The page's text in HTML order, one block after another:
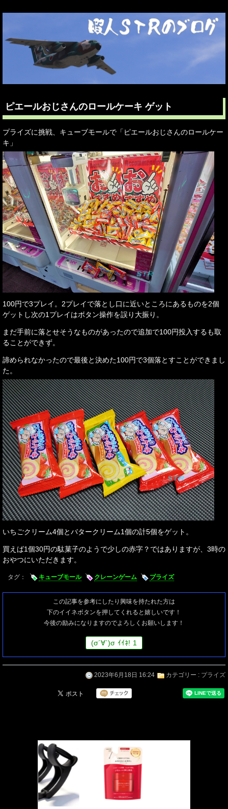
ピエールおじさんのロールケーキ ゲット
プライズに挑戦、キューブモールで「ピエールおじさんのロールケー
キ」
100円で3プレイ。2プレイで落とし口に近いところにあるものを2個
ゲットし次の1プレイはボタン操作を誤り大振り。
まだ手前に落とせそうなものがあったので追加で100円投入するも取
ることができず。
諦められなかったので最後と決めた100円で3個落とすことができまし
た。
いちごクリーム4個とバタークリーム1個の計5個をゲット。
買えば1個30円の駄菓子のようで少しの赤字？ではありますが、3時の
おやつにいただきます。
タグ： キューブモール クレーンゲーム プライズ
この記事を参考にしたり興味を持たれた方は
下のイイネボタンを押してくれると嬉しいです！
今後の励みになりますのでよろしくお願いします！
(σ´∀`)σ ｲｲﾈ! 1
2023年6月18日 16:24 カテゴリー : プライズ